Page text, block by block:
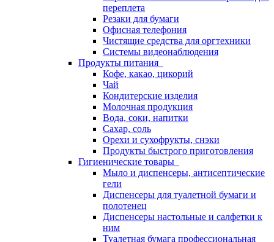
переплета
Резаки для бумаги
Офисная телефония
Чистящие средства для оргтехники
Системы видеонаблюдения
Продукты питания
Кофе, какао, цикорий
Чай
Кондитерские изделия
Молочная продукция
Вода, соки, напитки
Сахар, соль
Орехи и сухофрукты, снэки
Продукты быстрого приготовления
Гигиенические товары
Мыло и диспенсеры, антисептические
гели
Диспенсеры для туалетной бумаги и
полотенец
Диспенсеры настольные и салфетки к
ним
Туалетная бумага профессиональная